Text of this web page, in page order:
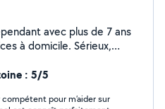
avec plus de 7 ans
à domicile. Sérieux,
prestations : *
et toutes marques) *
de tringles à rideaux,
: 5/5
pour m’aider sur